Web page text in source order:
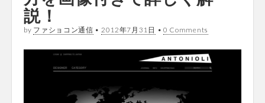
説！
by ファショコン通信 • 2012年7月31日 • 0 Comments